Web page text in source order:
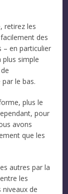
retirez les
des
– en particulier
plus simple
le bas.
plus le
pour
avons
que les
autres par la
les
de